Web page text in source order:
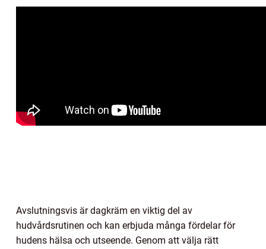
Avslutningsvis är dagkräm en viktig del av
hudvårdsrutinen och kan erbjuda många fördelar för
hudens hälsa och utseende. Genom att välja rätt